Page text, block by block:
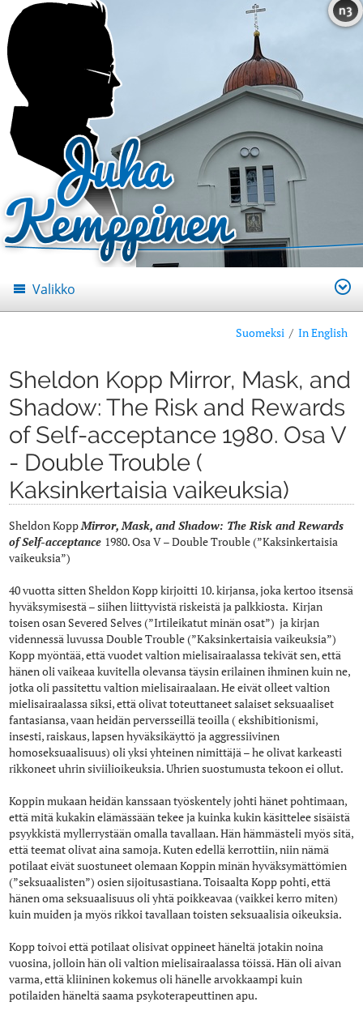
n3
Valikko
Suomeksi/ In English
Sheldon Kopp Mirror, Mask, and
Shadow: The Risk and Rewards
of Self-acceptance 1980. Osa V
- Double Trouble (
Kaksinkertaisia vaikeuksia)
Sheldon KoppMirror, Mask, and Shadow: The Risk and Rewards
of Self-acceptance 1980. Osa V – Double Trouble (”Kaksinkertaisia
vaikeuksia”)
40 vuotta sitten Sheldon Kopp kirjoitti 10. kirjansa, joka kertoo itsensä
hyväksymisestä – siihen liittyvistä riskeistä ja palkkiosta. Kirjan
toisen osan Severed Selves (”Irtileikatut minän osat”) ja kirjan
vidennessä luvussa Double Trouble (”Kaksinkertaisia vaikeuksia”)
Kopp myöntää, että vuodet valtion mielisairaalassa tekivät sen, että
hänen oli vaikeaa kuvitella olevansa täysin erilainen ihminen kuin ne,
jotka oli passitettu valtion mielisairaalaan. He eivät olleet valtion
mielisairaalassa siksi, että olivat toteuttaneet salaiset seksuaaliset
fantasiansa, vaan heidän perversseillä teoilla ( ekshibitionismi,
insesti, raiskaus, lapsen hyväksikäyttö ja aggressiivinen
homoseksuaalisuus) oli yksi yhteinen nimittäjä – he olivat karkeasti
rikkoneet uhrin siviilioikeuksia. Uhrien suostumusta tekoon ei ollut.
Koppin mukaan heidän kanssaan työskentely johti hänet pohtimaan,
että mitä kukakin elämässään tekee ja kuinka kukin käsittelee sisäistä
psyykkistä myllerrystään omalla tavallaan. Hän hämmästeli myös sitä,
että teemat olivat aina samoja. Kuten edellä kerrottiin, niin nämä
potilaat eivät suostuneet olemaan Koppin minän hyväksymättömien
(”seksuaalisten”) osien sijoitusastiana. Toisaalta Kopp pohti, että
hänen oma seksuaalisuus oli yhtä poikkeavaa (vaikkei kerro miten)
kuin muiden ja myös rikkoi tavallaan toisten seksuaalisia oikeuksia.
Kopp toivoi että potilaat olisivat oppineet häneltä jotakin noina
vuosina, jolloin hän oli valtion mielisairaalassa töissä. Hän oli aivan
varma, että kliininen kokemus oli hänelle arvokkaampi kuin
potilaiden häneltä saama psykoterapeuttinen apu.